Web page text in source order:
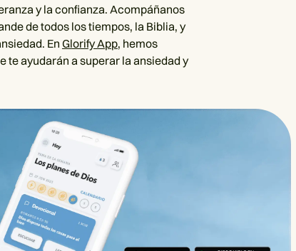
y la confianza. Acompáñanos
de todos los tiempos, la Biblia, y
En Glorify App, hemos
te ayudarán a superar la ansiedad y